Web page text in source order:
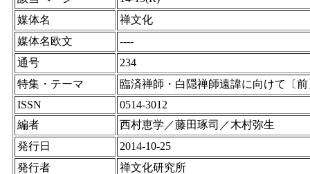
媒体名
禅文化
媒体名欧文
----
通号
234
特集・テーマ
臨済禅師・白隠禅師遠諱に向けて〔前
ISSN
0514-3012
編者
西村恵学／藤田琢司／木村弥生
発行日
2014-10-25
発行者
禅文化研究所